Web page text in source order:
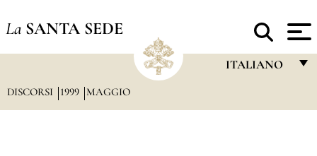
La SANTA SEDE
ITALIANO
DISCORSI 1999 MAGGIO